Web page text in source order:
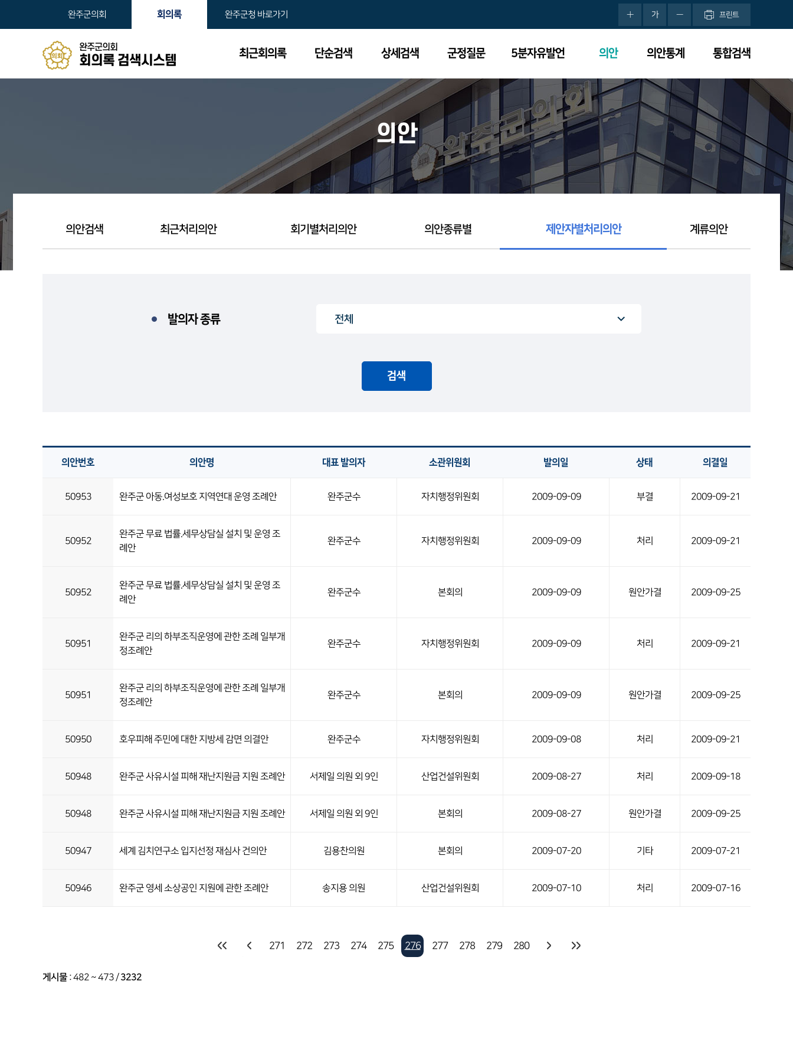
완주군의회 회의록 완주군청 바로가기 가 프린트
완주군의회
회의록 검색시스템 최근회의록 단순검색 상세검색 군정질문 5분자유발언 의안 의안통계 통합검색
의안
의안검색 최근처리의안 회기별처리의안 의안종류별 제안자별처리의안 계류의안
발의자 종류
검색
의안번호 의안명 대표 발의자 소관위원회 발의일 상태 의결일
50953 완주군 아동.여성보호 지역연대 운영 조례안 완주군수 자치행정위원회 2009-09-09 부결 2009-09-21
50952
완주군 무료 법률.세무상담실 설치 및 운영 조
례안
완주군수 자치행정위원회 2009-09-09 처리 2009-09-21
50952
완주군 무료 법률.세무상담실 설치 및 운영 조
례안
완주군수 본회의 2009-09-09 원안가결 2009-09-25
50951
완주군 리의 하부조직운영에 관한 조례 일부개
정조례안
완주군수 자치행정위원회 2009-09-09 처리 2009-09-21
50951
완주군 리의 하부조직운영에 관한 조례 일부개
정조례안
완주군수 본회의 2009-09-09 원안가결 2009-09-25
50950 호우피해 주민에 대한 지방세 감면 의결안 완주군수 자치행정위원회 2009-09-08 처리 2009-09-21
50948 완주군 사유시설 피해 재난지원금 지원 조례안 서제일 의원 외 9인 산업건설위원회 2009-08-27 처리 2009-09-18
50948 완주군 사유시설 피해 재난지원금 지원 조례안 서제일 의원 외 9인 본회의 2009-08-27 원안가결 2009-09-25
50947 세계 김치연구소 입지선정 재심사 건의안 김용찬의원 본회의 2009-07-20 기타 2009-07-21
50946 완주군 영세 소상공인 지원에 관한 조례안 송지용 의원 산업건설위원회 2009-07-10 처리 2009-07-16
271 272 273 274 275 276 277 278 279 280
게시물 :482 ~ 473 /3232